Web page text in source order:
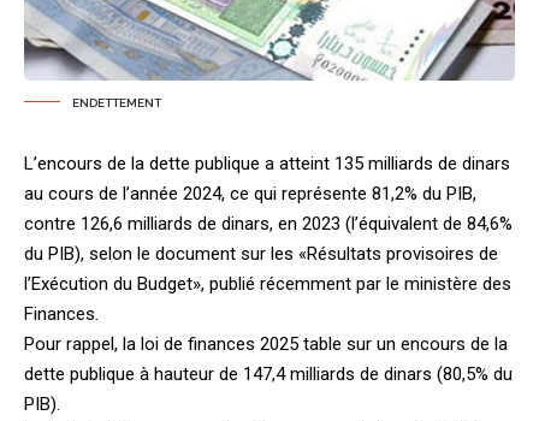
ENDETTEMENT
L’encours de la dette publique a atteint 135 milliards de dinars
au cours de l’année 2024, ce qui représente 81,2% du PIB,
contre 126,6 milliards de dinars, en 2023 (l’équivalent de 84,6%
du PIB), selon le document sur les «Résultats provisoires de
l’Exécution du Budget», publié récemment par le ministère des
Finances.
Pour rappel, la loi de finances 2025 table sur un encours de la
dette publique à hauteur de 147,4 milliards de dinars (80,5% du
PIB).